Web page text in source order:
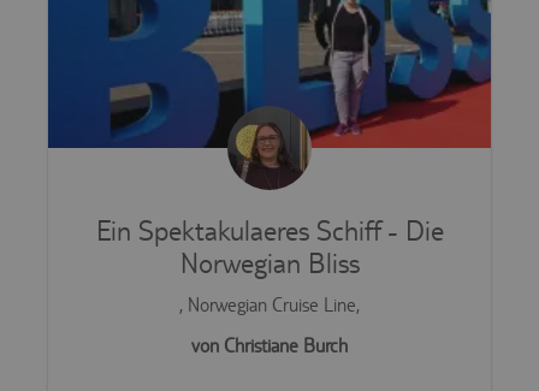
Ein Spektakulaeres Schiff - Die
Norwegian Bliss
, Norwegian Cruise Line,
von Christiane Burch